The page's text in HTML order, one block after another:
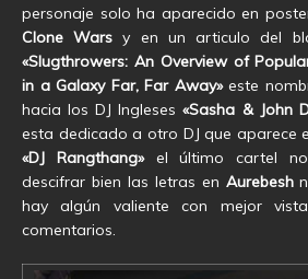
personaje solo ha aparecido en
Clone Wars y en un articulo del
«Slugthrowers: An Overview of
in a Galaxy Far, Far Away»este
hacia los DJ Ingleses«Sasha & John
esta dedicado a otro DJ que aparece
«DJ Rangthang» el último cartel
descifrar bien las letras en Aurebesh
hay algún valiente con mejor
comentarios.